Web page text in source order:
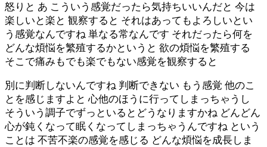
怒りと あ こういう感覚だったら気持ちいいんだと 今は
楽しいと楽と 観察すると それはあってもよろしいとい
う感覚なんですね 単なる常なんです それだったら何を
どんな煩悩を繁殖するかというと 欲の煩悩を繁殖する
そこで痛みもでも楽でもない感覚を観察すると
別に判断しないんですね 判断できない もう感覚 他のこ
とを感じますよと 心他のほうに行ってしまっちゃうし
そういう調子でずっといるとどうなりますかね どんどん
心が鈍くなって眠くなってしまっちゃうんですね という
ことは 不苦不楽の感覚を感じる どんな煩悩を成長しま